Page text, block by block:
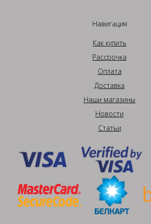
Навигация
Как купить
Рассрочка
Оплата
Доставка
Наши магазины
Новости
Статьи